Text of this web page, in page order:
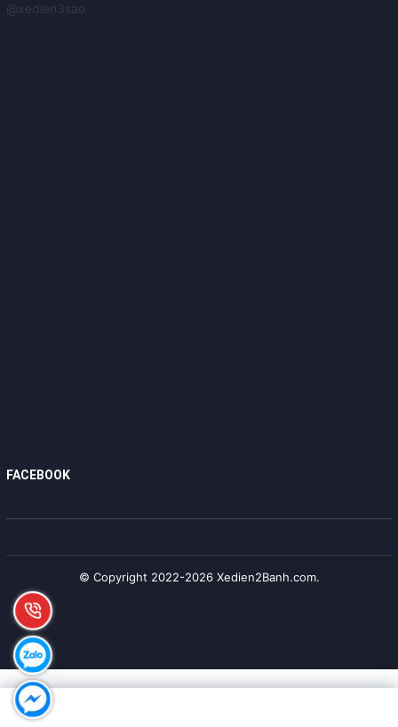
@xedien3sao
FACEBOOK
© Copyright 2022-2026 Xedien2Banh.com.